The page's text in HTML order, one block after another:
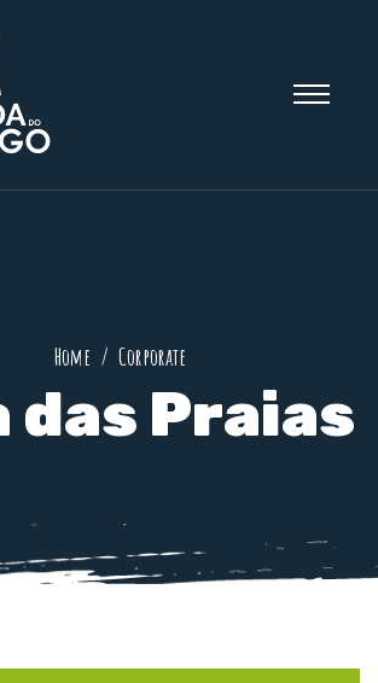
Home Corporate
das Praias